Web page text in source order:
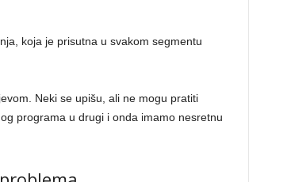
koja je prisutna u svakom segmentu
Neki se upišu, ali ne mogu pratiti
programa u drugi i onda imamo nesretnu